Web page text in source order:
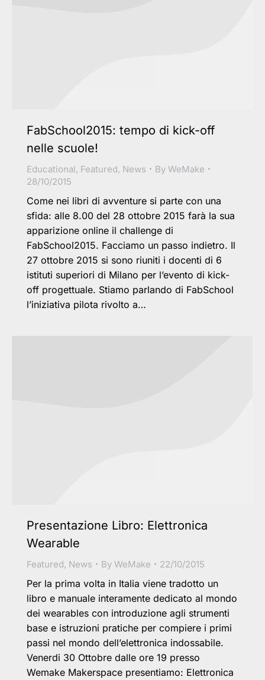
FabSchool2015: tempo di kick-off
nelle scuole!
Educational, Featured, News By WeMake
28/10/2015
Come nei libri di avventure si parte con una
sfida: alle 8.00 del 28 ottobre 2015 farà la sua
apparizione online il challenge di
FabSchool2015. Facciamo un passo indietro. Il
27 ottobre 2015 si sono riuniti i docenti di 6
istituti superiori di Milano per l’evento di kick-
off progettuale. Stiamo parlando di FabSchool
l’iniziativa pilota rivolto a…
Presentazione Libro: Elettronica
Wearable
Featured, News By WeMake 22/10/2015
Per la prima volta in Italia viene tradotto un
libro e manuale interamente dedicato al mondo
dei wearables con introduzione agli strumenti
base e istruzioni pratiche per compiere i primi
passi nel mondo dell’elettronica indossabile.
Venerdi 30 Ottobre dalle ore 19 presso
Wemake Makerspace presentiamo: Elettronica